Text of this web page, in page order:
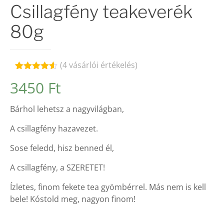
Csillagfény teakeverék
80g
4.50az 5-
ből,
alapján
(4vásárlói értékelés)
3450 Ft
Bárhol lehetsz a nagyvilágban,
A csillagfény hazavezet.
Sose feledd, hisz benned él,
A csillagfény, a SZERETET!
Ízletes, finom fekete tea gyömbérrel. Más nem is kell
bele! Kóstold meg, nagyon finom!